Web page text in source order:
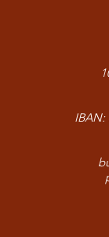
IBAN: